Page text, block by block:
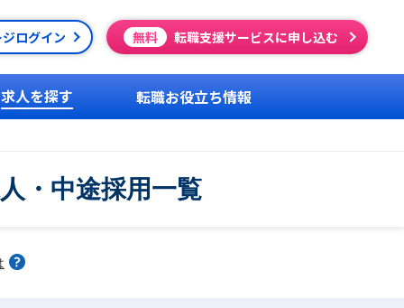
ログイン 無料 転職支援サービスに申し込む
求人を探す 転職お役立ち情報
・中途採用一覧